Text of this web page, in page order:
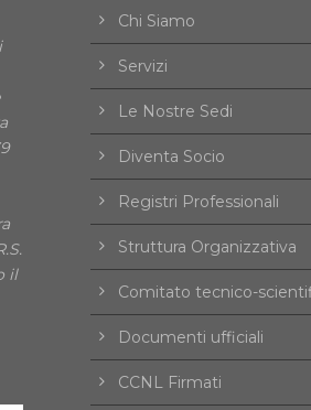
il
Chi Siamo
Servizi
Le Nostre Sedi
Diventa Socio
Registri Professionali
Struttura Organizzativa
Comitato tecnico-
Documenti ufficiali
CCNL Firmati